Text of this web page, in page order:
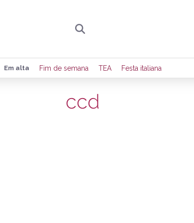
Preencha seus dados para receber toda
de eventos e notícias da região.
Em alta Fim de semana TEA Festa italiana
ccd